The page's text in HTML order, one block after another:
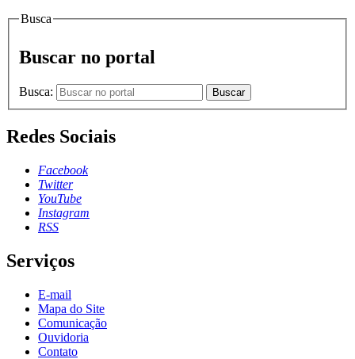
Busca
Buscar no portal
Busca: Buscar
Redes Sociais
Facebook
Twitter
YouTube
Instagram
RSS
Serviços
E-mail
Mapa do Site
Comunicação
Ouvidoria
Contato